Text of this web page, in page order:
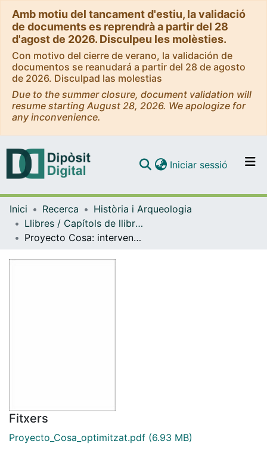
Amb motiu del tancament d'estiu, la validació
de documents es reprendrà a partir del 28
d'agost de 2026. Disculpeu les molèsties.
Con motivo del cierre de verano, la validación de
documentos se reanudará a partir del 28 de agosto
de 2026. Disculpad las molestias
Due to the summer closure, document validation will
resume starting August 28, 2026. We apologize for
any inconvenience.
Navega per tot el DD
Iniciar sessió (current)
Inici Recerca
Història i Arqueologia
Llibres / Capítols de llibre (Història i Arqueologia)
Proyecto Cosa: intervenciones arqueológicas de la Universidad de Barcelona en la ciudad romana
Fitxers
Proyecto_Cosa_optimitzat.pdf (6.93 MB)